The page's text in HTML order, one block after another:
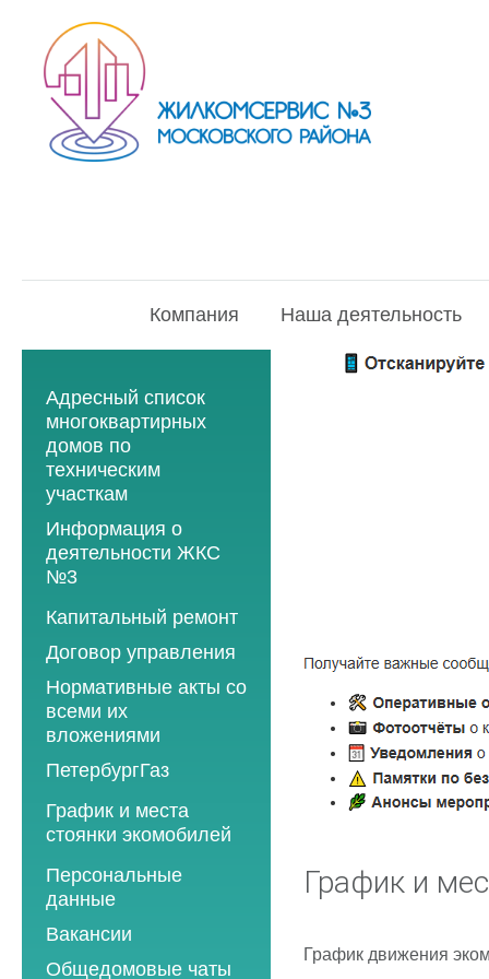
Компания Наша деятельность
Адресный список
многоквартирных
домов по
техническим
участкам
Информация о
деятельности ЖКС
№3
Программы
2013 год
2014 год
2015 год
2016 год
2017 год
2018 год
Капитальный ремонт
Договор управления
Нормативные акты со
всеми их
вложениями
ПетербургГаз
2018 год
2019 год
2020 год
2021 год
2022 год
График и места
стоянки экомобилей
2019 год
2020 год
2021 год
2022 год
Персональные
данные
Вакансии
Общедомовые чаты
График и
График движения